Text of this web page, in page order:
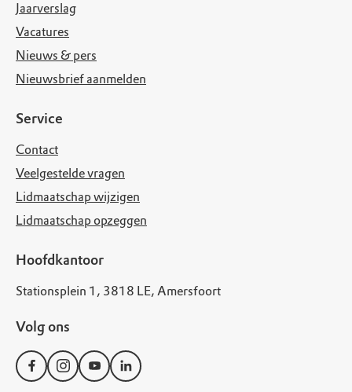
Jaarverslag
Vacatures
Nieuws & pers
Nieuwsbrief aanmelden
Service
Contact
Veelgestelde vragen
Lidmaatschap wijzigen
Lidmaatschap opzeggen
Hoofdkantoor
Stationsplein 1, 3818 LE, Amersfoort
Volg ons